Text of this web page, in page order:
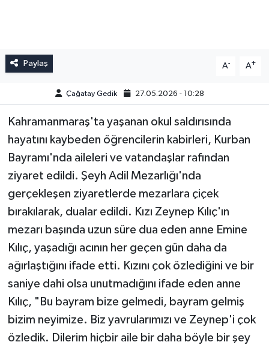
Paylaş A- A+
Çağatay Gedik 27.05.2026 - 10:28
Kahramanmaraş'ta yaşanan okul saldırısında
hayatını kaybeden öğrencilerin kabirleri, Kurban
Bayramı'nda aileleri ve vatandaşlar rafından
ziyaret edildi. Şeyh Adil Mezarlığı'nda
gerçekleşen ziyaretlerde mezarlara çiçek
bırakılarak, dualar edildi. Kızı Zeynep Kılıç'ın
mezarı başında uzun süre dua eden anne Emine
Kılıç, yaşadığı acının her geçen gün daha da
ağırlaştığını ifade etti. Kızını çok özlediğini ve bir
saniye dahi olsa unutmadığını ifade eden anne
Kılıç, "Bu bayram bize gelmedi, bayram gelmiş
bizim neyimize. Biz yavrularımızı ve Zeynep'i çok
özledik. Dilerim hiçbir aile bir daha böyle bir şey